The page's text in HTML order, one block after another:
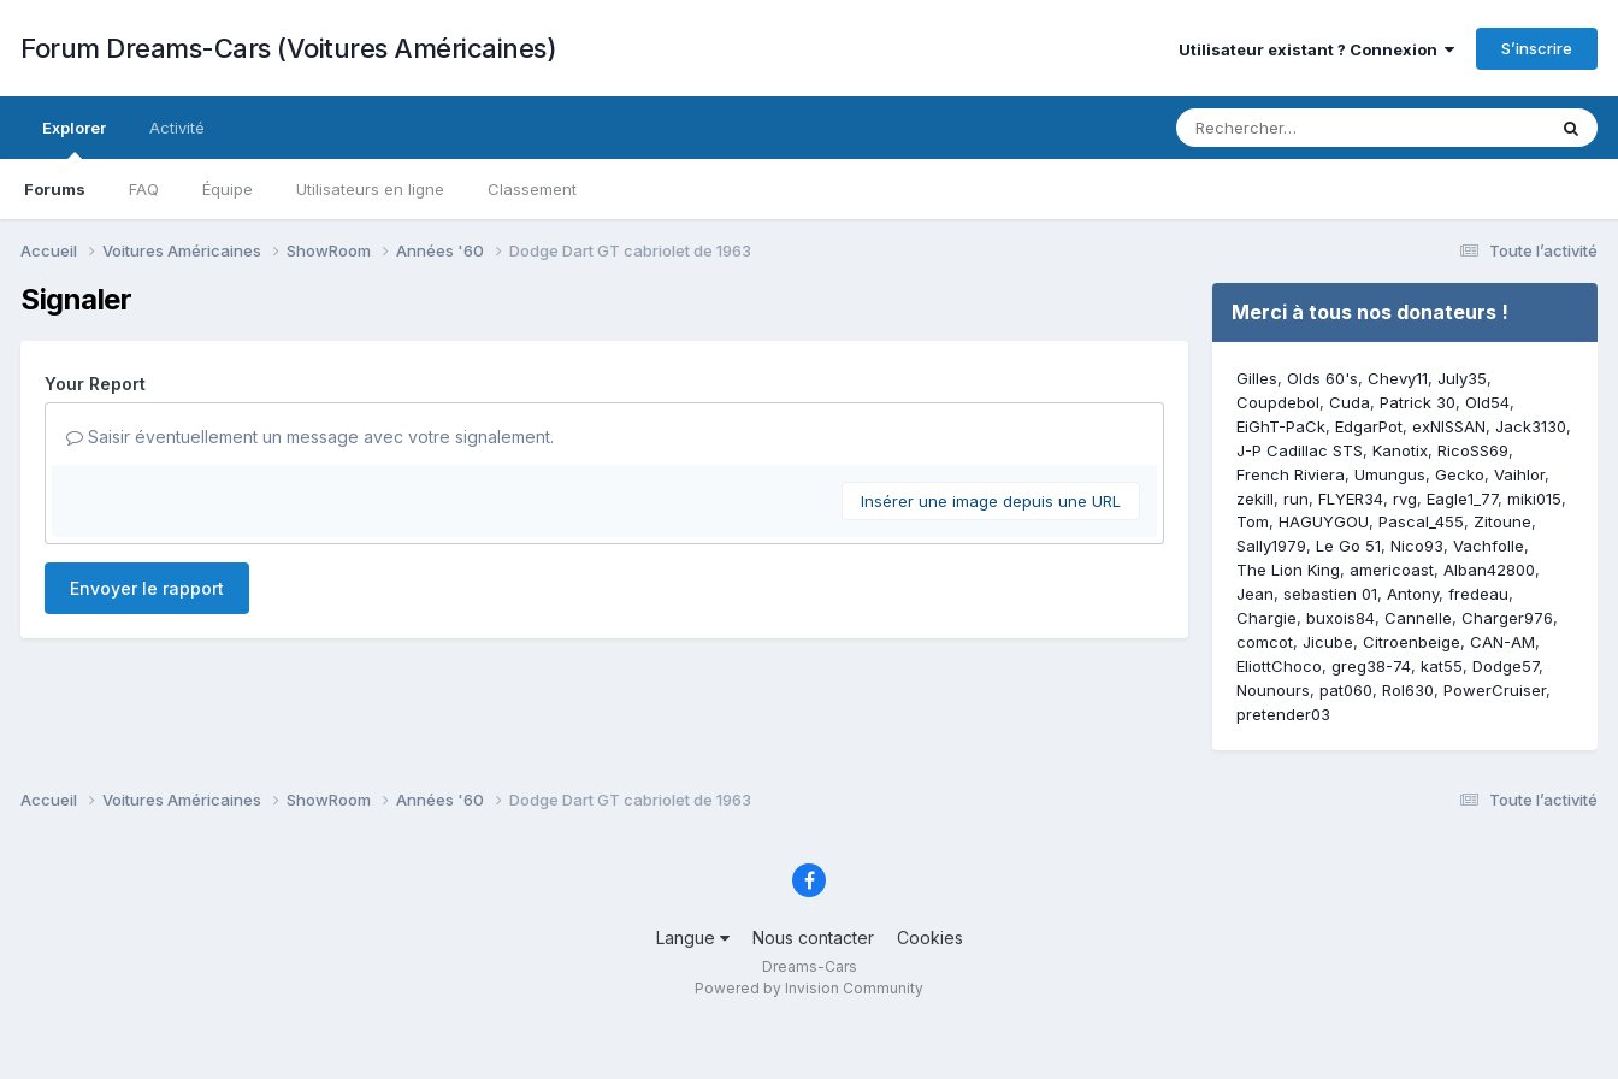
Forum Dreams-Cars (Voitures Américaines) Utilisateur existant ? Connexion S’inscrire
Explorer
Forums FAQ Équipe Utilisateurs en ligne Classement
Activité
Toute l’activité
Accueil Voitures Américaines ShowRoom Années '60 Dodge Dart GT cabriolet de 1963
Signaler
Your Report
Saisir éventuellement un message avec votre signalement.
Insérer une image depuis une URL
Envoyer le rapport
Merci à tous nos donateurs !
Gilles Olds 60's Chevy11 July35
Coupdebol Cuda Patrick 30 Old54
EiGhT-PaCk EdgarPot exNISSAN Jack3130
J-P Cadillac STS Kanotix RicoSS69
French Riviera Umungus Gecko Vaihlor
zekill run FLYER34 rvg Eagle1_77 miki015
Tom HAGUYGOU Pascal_455
Zitoune
Sally1979 Le Go 51 Nico93 Vachfolle
The Lion King
americoast Alban42800
Jean sebastien 01 Antony fredeau
Chargie buxois84 Cannelle Charger976
comcot Jicube Citroenbeige CAN-AM
EliottChoco greg38-74 kat55 Dodge57
Nounours pat060 Rol630 PowerCruiser
pretender03
Toute l’activité
Accueil Voitures Américaines ShowRoom Années '60 Dodge Dart GT cabriolet de 1963
Langue Nous contacter Cookies
Dreams-Cars
Powered by Invision Community